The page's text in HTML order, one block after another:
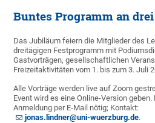
Buntes Programm an
Das Jubiläum feiern die Mitglieder des
dreitägigen Festprogramm mit
Gastvorträgen, gesellschaftlichen
Freizeitaktivitäten vom 1. bis zum 3. Juli
Alle Vorträge werden live auf Zoom
Event wird es eine Online-Version
Anmeldung per E-Mail nötig; Kontakt:
jonas.lindner@uni-wuerzburg.de.